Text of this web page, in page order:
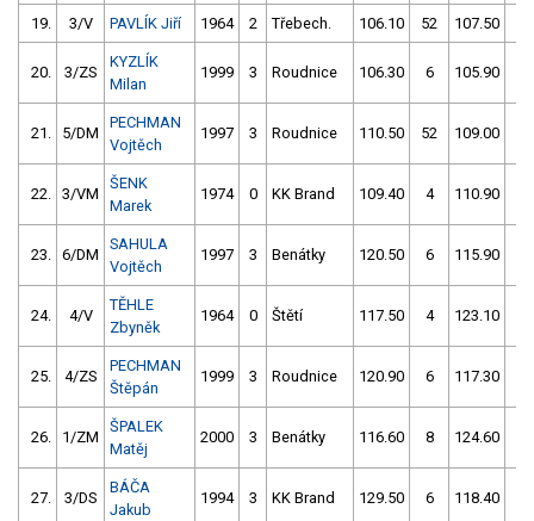
19. 3/V PAVLÍK Jiří 1964 2 Třebech. 106.10 52 107.50
20. 3/ZS
KYZLÍK
Milan
1999 3 Roudnice 106.30 6 105.90
21. 5/DM
PECHMAN
Vojtěch
1997 3 Roudnice 110.50 52 109.00
22. 3/VM
ŠENK
Marek
1974 0 KK Brand 109.40 4 110.90
23. 6/DM
SAHULA
Vojtěch
1997 3 Benátky 120.50 6 115.90
24. 4/V
TĚHLE
Zbyněk
1964 0 Štětí 117.50 4 123.10
25. 4/ZS
PECHMAN
Štěpán
1999 3 Roudnice 120.90 6 117.30
26. 1/ZM
ŠPALEK
Matěj
2000 3 Benátky 116.60 8 124.60
27. 3/DS
BÁČA
Jakub
1994 3 KK Brand 129.50 6 118.40